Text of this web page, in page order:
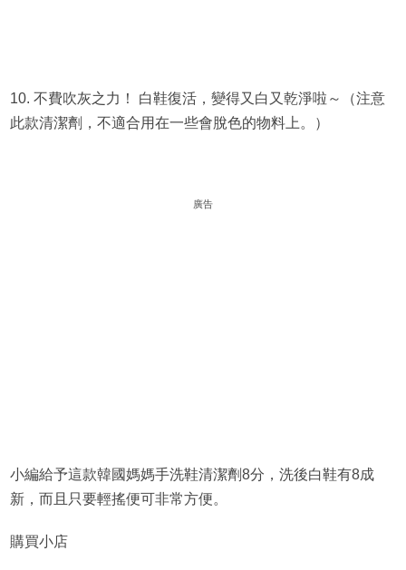
10. 不費吹灰之力！ 白鞋復活，變得又白又乾淨啦～（注意
此款清潔劑，不適合用在一些會脫色的物料上。）
廣告
小編給予這款韓國媽媽手洗鞋清潔劑8分，洗後白鞋有8成
新，而且只要輕搖便可非常方便。
購買小店